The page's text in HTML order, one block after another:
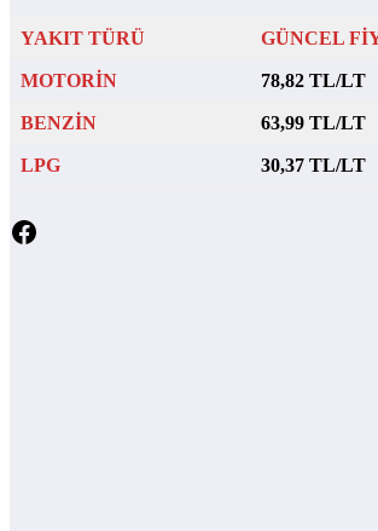
YAKIT TÜRÜ GÜNCEL
MOTORİN 78,82 TL/LT
BENZİN 63,99 TL/LT
LPG 30,37 TL/LT
Facebook